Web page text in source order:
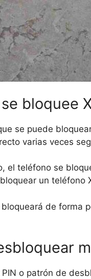
bloquee
se puede
varias veces
el teléfono se
un
de forma
o patrón de